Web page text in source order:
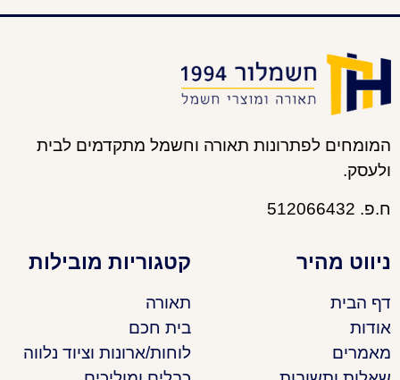
המומחים לפתרונות תאורה וחשמל מתקדמים לבית
ולעסק.
ח.פ. 512066432
ניווט מהיר
דף הבית
אודות
מאמרים
קטגוריות מובילות
תאורה
בית חכם
לוחות/ארונות וציוד נלווה